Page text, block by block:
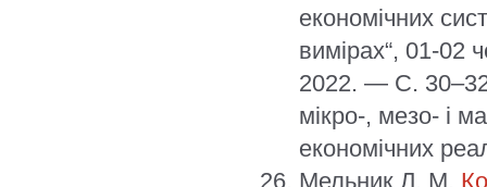
економічних
вимірах“, 01-
2022. — С.
мікро-, мезо- і
економічних
Мельник Л. М.